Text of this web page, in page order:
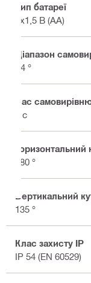
Тип батареї
4x1,5 В (AA)
Діапазон
±4 °
Час
3 с
Горизонтальний
180 °
Вертикальний
135 °
Клас захисту IP
IP 54 (EN 60529)